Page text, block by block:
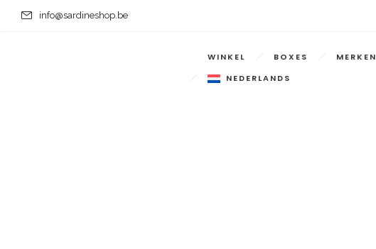
info@sardineshop.be
WINKEL BOXES MERKEN
NEDERLANDS